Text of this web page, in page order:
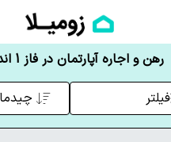
رهن و اجاره آپارتمان در فاز 1 اندیشه
فیلتر